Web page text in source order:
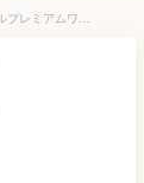
＼レビュー特典有／フマキラー 天使のスキンベープジェルプレミアムワンワンとうーたん [単品内容量/50g]×1個 | フマキラー スキンベープ 虫除け ジェル プレミアム 子供用 アルコールフリー 8時間持続 虫よけクリーム 無着色 防虫剤 簡単塗布 屋外使用